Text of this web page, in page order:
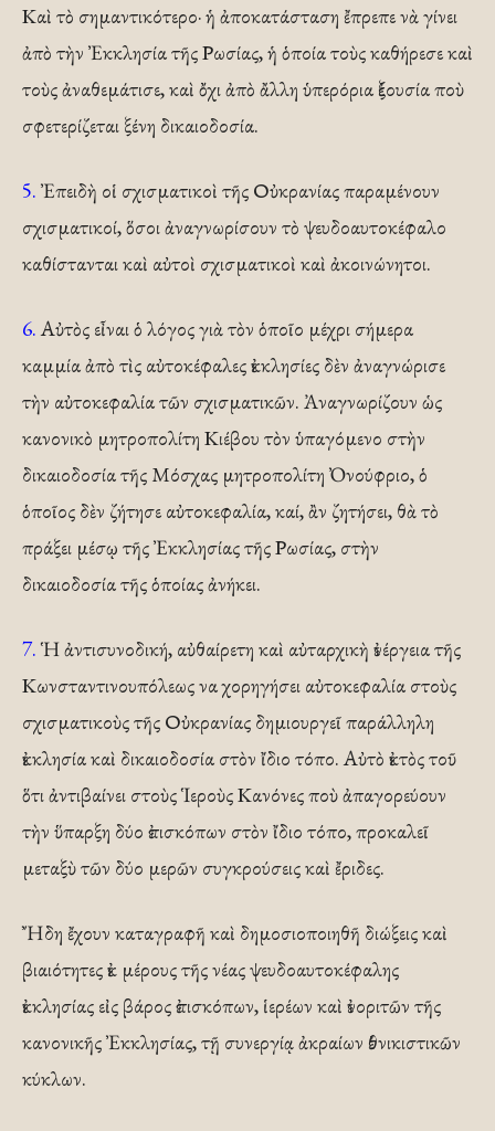
Καὶ τὸ σημαντικότερο· ἡ ἀποκατάσταση ἔπρεπε νὰ γίνει
ἀπὸ τὴν Ἐκκλησία τῆς Ρωσίας, ἡ ὁποία τοὺς καθήρεσε καὶ
τοὺς ἀναθεμάτισε, καὶ ὄχι ἀπὸ ἄλλη ὑπερόρια ἐξουσία ποὺ
σφετερίζεται ξένη δικαιοδοσία.
5. Ἐπειδὴ οἱ σχισματικοὶ τῆς Οὐκρανίας παραμένουν
σχισματικοί, ὅσοι ἀναγνωρίσουν τὸ ψευδοαυτοκέφαλο
καθίστανται καὶ αὐτοὶ σχισματικοὶ καὶ ἀκοινώνητοι.
6.Αὐτὸς εἶναι ὁ λόγος γιὰ τὸν ὁποῖο μέχρι σήμερα
καμμία ἀπὸ τὶς αὐτοκέφαλες ἐκκλησίες δὲν ἀναγνώρισε
τὴν αὐτοκεφαλία τῶν σχισματικῶν. Ἀναγνωρίζουν ὡς
κανονικὸ μητροπολίτη Κιέβου τὸν ὑπαγόμενο στὴν
δικαιοδοσία τῆς Μόσχας μητροπολίτη Ὀνούφριο, ὁ
ὁποῖος δὲν ζήτησε αὐτοκεφαλία, καί, ἂν ζητήσει, θὰ τὸ
πράξει μέσῳ τῆς Ἐκκλησίας τῆς Ρωσίας, στὴν
δικαιοδοσία τῆς ὁποίας ἀνήκει.
7. Ἡ ἀντισυνοδική, αὐθαίρετη καὶ αὐταρχικὴ ἐνέργεια τῆς
Κωνσταντινουπόλεως να χορηγήσει αὐτοκεφαλία στοὺς
σχισματικοὺς τῆς Οὐκρανίας δημιουργεῖ παράλληλη
ἐκκλησία καὶ δικαιοδοσία στὸν ἴδιο τόπο. Αὐτὸ ἐκτὸς τοῦ
ὅτι ἀντιβαίνει στοὺς Ἱεροὺς Κανόνες ποὺ ἀπαγορεύουν
τὴν ὕπαρξη δύο ἐπισκόπων στὸν ἴδιο τόπο, προκαλεῖ
μεταξὺ τῶν δύο μερῶν συγκρούσεις καὶ ἔριδες.
Ἤδη ἔχουν καταγραφῆ καὶ δημοσιοποιηθῆ διώξεις καὶ
βιαιότητες ἐκ μέρους τῆς νέας ψευδοαυτοκέφαλης
ἐκκλησίας εἰς βάρος ἐπισκόπων, ἱερέων καὶ ἐνοριτῶν τῆς
κανονικῆς Ἐκκλησίας, τῇ συνεργίᾳ ἀκραίων ἐθνικιστικῶν
κύκλων.